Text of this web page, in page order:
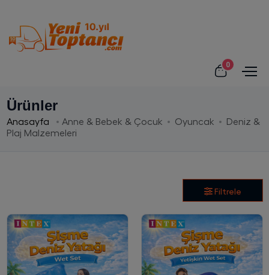
0
Ürünler
Anasayfa Anne & Bebek & Çocuk Oyuncak
Deniz &
Plaj Malzemeleri
Filtrele